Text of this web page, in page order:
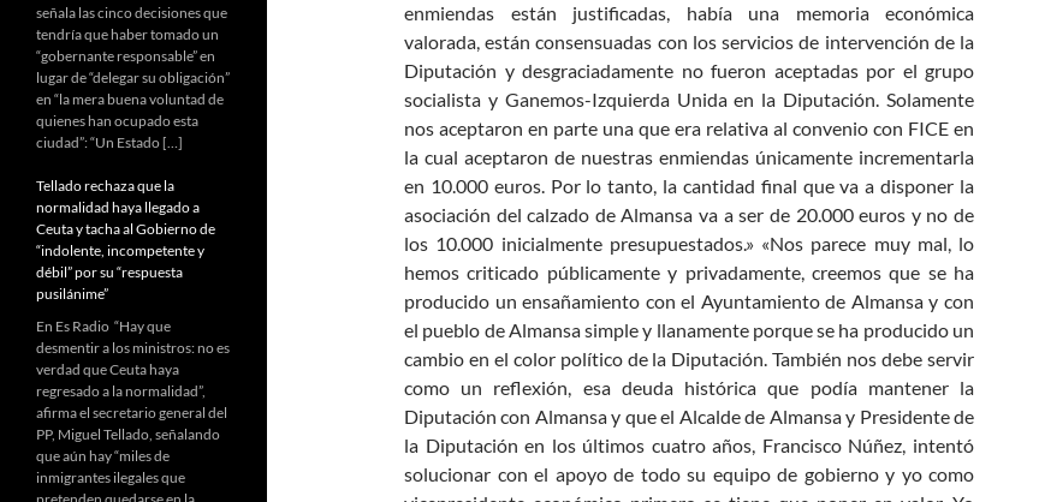
enmiendas están justificadas, había una memoria económica
valorada, están consensuadas con los servicios de intervención de la
Diputación y desgraciadamente no fueron aceptadas por el grupo
socialista y Ganemos-Izquierda Unida en la Diputación. Solamente
nos aceptaron en parte una que era relativa al convenio con FICE en
la cual aceptaron de nuestras enmiendas únicamente incrementarla
en 10.000 euros. Por lo tanto, la cantidad final que va a disponer la
asociación del calzado de Almansa va a ser de 20.000 euros y no de
los 10.000 inicialmente presupuestados.» «Nos parece muy mal, lo
hemos criticado públicamente y privadamente, creemos que se ha
producido un ensañamiento con el Ayuntamiento de Almansa y con
el pueblo de Almansa simple y llanamente porque se ha producido un
cambio en el color político de la Diputación. También nos debe servir
como un reflexión, esa deuda histórica que podía mantener la
Diputación con Almansa y que el Alcalde de Almansa y Presidente de
la Diputación en los últimos cuatro años, Francisco Núñez, intentó
solucionar con el apoyo de todo su equipo de gobierno y yo como
señala las cinco decisiones que
tendría que haber tomado un
“gobernante responsable” en
lugar de “delegar su obligación”
en “la mera buena voluntad de
quienes han ocupado esta
ciudad”: “Un Estado […]
Tellado rechaza que la
normalidad haya llegado a
Ceuta y tacha al Gobierno de
“indolente, incompetente y
débil” por su “respuesta
pusilánime”
En Es Radio “Hay que
desmentir a los ministros: no es
verdad que Ceuta haya
regresado a la normalidad”,
afirma el secretario general del
PP, Miguel Tellado, señalando
que aún hay “miles de
inmigrantes ilegales que